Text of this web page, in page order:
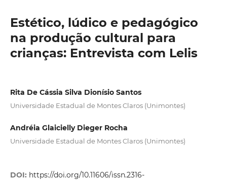
Estético, lúdico e pedagógico
na produção cultural para
crianças: Entrevista com Lelis
Rita De Cássia Silva Dionísio Santos
Universidade Estadual de Montes Claros (Unimontes)
Andréia Glaicielly Dieger Rocha
Universidade Estadual de Montes Claros (Unimontes)
DOI: https://doi.org/10.11606/issn.2316-